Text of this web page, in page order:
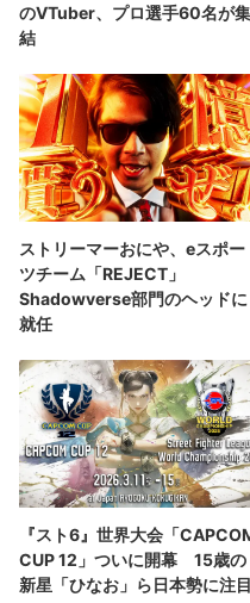
のVTuber、プロ選手60名が集
結
ストリーマーおにや、eスポー
ツチーム「REJECT」
Shadowverse部門のヘッドに
就任
『スト6』世界大会「
CUP 12」ついに開幕 15歳の
新星「ひなお」ら日本勢に注目